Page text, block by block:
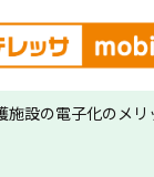
施設の電子化のメ